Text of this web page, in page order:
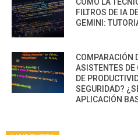
CÓMO LA
FILTROS DE IA
GEMINI:
COMPARACIÓN
ASISTENTES DE
DE
SEGURIDAD?
APLICACIÓN